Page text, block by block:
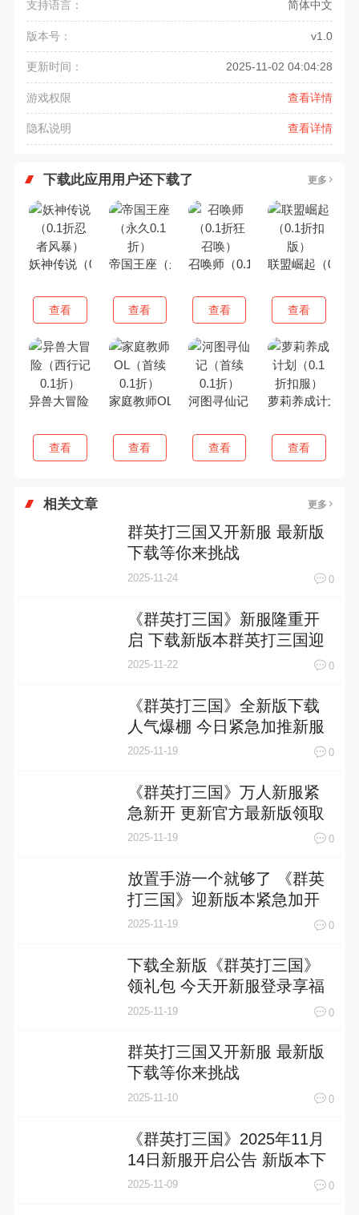
支持语言： 简体中文
版本号： v1.0
更新时间： 2025-11-02 04:04:28
游戏权限 查看详情
隐私说明 查看详情
下载此应用用户还下载了 更多
妖神传说（0.1折忍者风暴）
查看
帝国王座（永久0.1折）
查看
召唤师（0.1折狂召唤）
查看
联盟崛起（0.1
查看
异兽大冒险（西行记0.1折）
查看
家庭教师OL（首续0.1折）
查看
河图寻仙记（首续0.1折）
查看
萝莉养成计划（
查看
相关文章 更多
群英打三国又开新服 最新版
下载等你来挑战
2025-11-24 0
《群英打三国》新服隆重开
启 下载新版本群英打三国迎
接新征程
2025-11-22 0
《群英打三国》全新版下载
人气爆棚 今日紧急加推新服
2025-11-19 0
《群英打三国》万人新服紧
急新开 更新官方最新版领取
特权礼遇
2025-11-19 0
放置手游一个就够了 《群英
打三国》迎新版本紧急加开
新服
2025-11-19 0
下载全新版《群英打三国》
领礼包 今天开新服登录享福
利
2025-11-19 0
群英打三国又开新服 最新版
下载等你来挑战
2025-11-10 0
《群英打三国》2025年11月
14日新服开启公告 新版本下
载恭迎体验
2025-11-09 0